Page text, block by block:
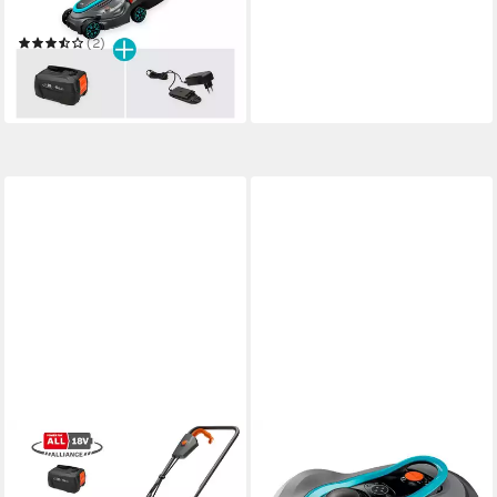
Größe Auffangbehälter
(2)
ab 299,99 €
14,90 €mtl. in 24 Raten
in 2-3 Werktagen bei dir
Rasenmähroboter smart
SILENO free